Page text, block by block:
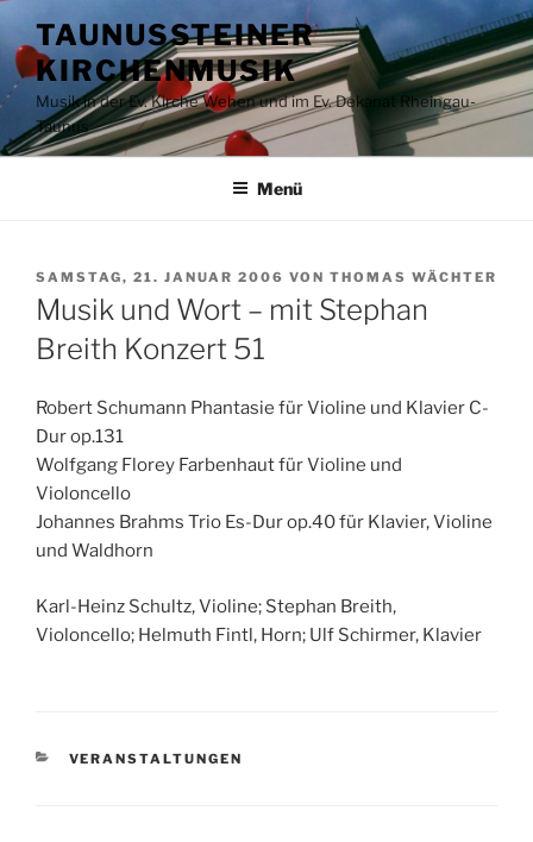
Inhalt
springen
TAUNUSSTEINER
KIRCHENMUSIK
Musik in der Ev. Kirche Wehen und im Ev. Dekanat Rheingau-
Taunus
Menü
VERÖFFENTLICHT
AM
SAMSTAG, 21. JANUAR 2006 VON THOMAS WÄCHTER
Musik und Wort – mit Stephan
Breith Konzert 51
Robert Schumann Phantasie für Violine und Klavier C-
Dur op.131
Wolfgang Florey Farbenhaut für Violine und
Violoncello
Johannes Brahms Trio Es-Dur op.40 für Klavier, Violine
und Waldhorn
Karl-Heinz Schultz, Violine; Stephan Breith,
Violoncello; Helmuth Fintl, Horn; Ulf Schirmer, Klavier
KATEGORIEN
VERANSTALTUNGEN